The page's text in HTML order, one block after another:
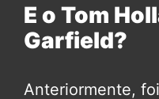
E o Tom
Garfield?
Anteriormente,